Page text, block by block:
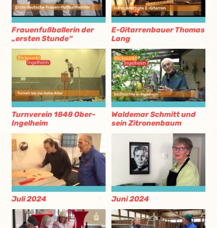
Frauenfußballerin der
„ersten Stunde“
E-Gitarrenbauer Thomas
Lang
Turnverein 1848 Ober-
Ingelheim
Waldemar Schmitt und
sein Zitronenbaum
Juli 2024 Juni 2024